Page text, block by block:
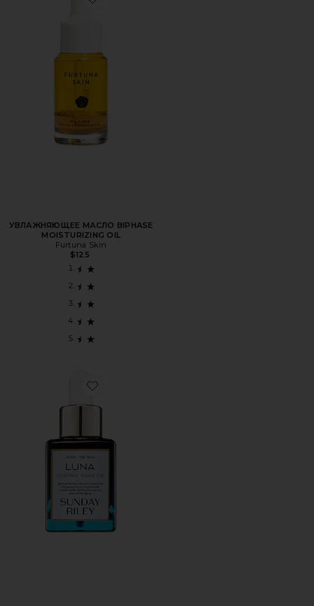
Favorite УВЛАЖНЯЮЩЕЕ МАСЛО BIPHASE
УВЛАЖНЯЮЩЕЕ МАСЛО BIPHASE
MOISTURIZING OIL
Furtuna Skin
$125
Favorite МАСЛО ДЛЯ ЛИЦА LUNA SLEEPING OIL